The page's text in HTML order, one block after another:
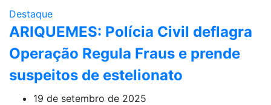
Destaque
ARIQUEMES: Polícia Civil deflagra
Operação Regula Fraus e prende
suspeitos de estelionato
19 de setembro de 2025